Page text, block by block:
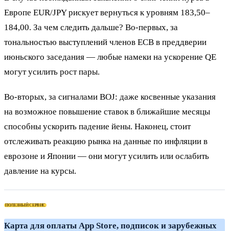
Европе EUR/JPY рискует вернуться к уровням 183,50–
184,00. За чем следить дальше? Во-первых, за
тональностью выступлений членов ECB в преддверии
июньского заседания — любые намеки на ускорение QE
могут усилить рост пары.
Во-вторых, за сигналами BOJ: даже косвенные указания
на возможное повышение ставок в ближайшие месяцы
способны ускорить падение йены. Наконец, стоит
отслеживать реакцию рынка на данные по инфляции в
еврозоне и Японии — они могут усилить или ослабить
давление на курсы.
ПОЛЕЗНЫЙ СЕРВИС
Карта для оплаты App Store, подписок и зарубежных